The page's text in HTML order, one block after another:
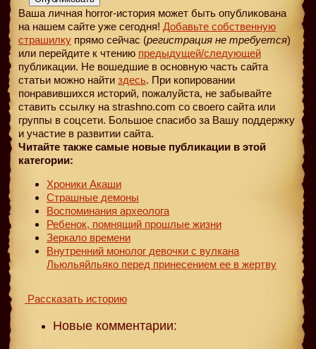
Ваша личная horror-история может быть опубликована
на нашем сайте уже сегодня! Добавьте собственную
страшилку прямо сейчас (регистрация не требуется)
или перейдите к чтению предыдущей/следующей
публикации. Не вошедшие в основную часть сайта
статьи можно найти здесь. При копировании
понравившихся историй, пожалуйста, не забывайте
ставить ссылку на strashno.com со своего сайта или
группы в соцсети. Большое спасибо за Вашу поддержку
и участие в развитии сайта.
Читайте также самые новые публикации в этой
категории:
Хроники Акаши
Страшные демоны
Воспоминания археолога
Ребенок, помнящий прошлые жизни
Зеркало времени
Внутренний монолог девочки с вулкана
Льюльяйльяко перед принесением ее в жертву
Рассказать историю
Новые комментарии: